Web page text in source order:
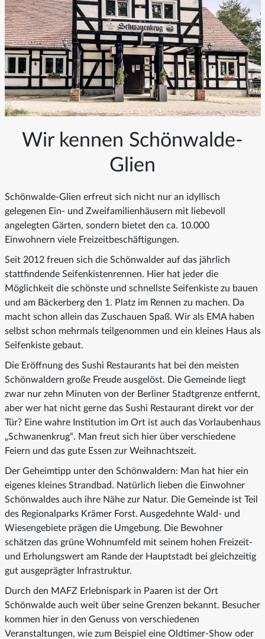
Wir kennen Schönwalde-
Glien
Schönwalde-Glien erfreut sich nicht nur an idyllisch
gelegenen Ein- und Zweifamilienhäusern mit liebevoll
angelegten Gärten, sondern bietet den ca. 10.000
Einwohnern viele Freizeitbeschäftigungen.
Seit 2012 freuen sich die Schönwalder auf das jährlich
stattfindende Seifenkistenrennen. Hier hat jeder die
Möglichkeit die schönste und schnellste Seifenkiste zu bauen
und am Bäckerberg den 1. Platz im Rennen zu machen. Da
macht schon allein das Zuschauen Spaß. Wir als EMA haben
selbst schon mehrmals teilgenommen und ein kleines Haus als
Seifenkiste gebaut.
Die Eröffnung des Sushi Restaurants hat bei den meisten
Schönwaldern große Freude ausgelöst. Die Gemeinde liegt
zwar nur zehn Minuten von der Berliner Stadtgrenze entfernt,
aber wer hat nicht gerne das Sushi Restaurant direkt vor der
Tür? Eine wahre Institution im Ort ist auch das Vorlaubenhaus
„Schwanenkrug“. Man freut sich hier über verschiedene
Feiern und das gute Essen zur Weihnachtszeit.
Der Geheimtipp unter den Schönwaldern: Man hat hier ein
eigenes kleines Strandbad. Natürlich lieben die Einwohner
Schönwaldes auch ihre Nähe zur Natur. Die Gemeinde ist Teil
des Regionalparks Krämer Forst. Ausgedehnte Wald- und
Wiesengebiete prägen die Umgebung. Die Bewohner
schätzen das grüne Wohnumfeld mit seinem hohen Freizeit-
und Erholungswert am Rande der Hauptstadt bei gleichzeitig
gut ausgeprägter Infrastruktur.
Durch den MAFZ Erlebnispark in Paaren ist der Ort
Schönwalde auch weit über seine Grenzen bekannt. Besucher
kommen hier in den Genuss von verschiedenen
Veranstaltungen, wie zum Beispiel eine Oldtimer-Show oder